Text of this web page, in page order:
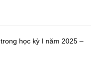
học kỳ I năm 2025 –